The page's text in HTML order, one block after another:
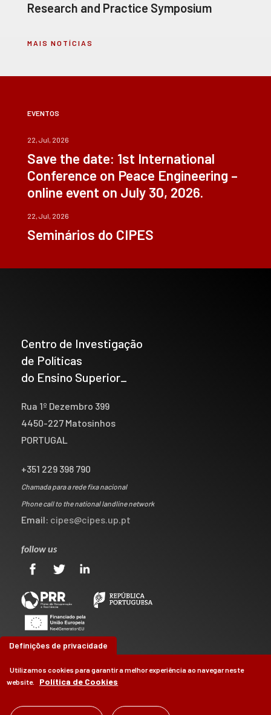
Research and Practice Symposium
MAIS NOTÍCIAS
EVENTOS
22, Jul, 2026
Save the date: 1st International
Conference on Peace Engineering –
online event on July 30, 2026.
22, Jul, 2026
Seminários do CIPES
Centro de Investigação
de Políticas
do Ensino Superior_
Rua 1º Dezembro 399
4450-227 Matosinhos
PORTUGAL
+351 229 398 790
Chamada para a rede fixa nacional
Phone call to the national landline network
Email: cipes@cipes.up.pt
follow us
Definições de privacidade
Utilizamos cookies para garantir a melhor experiência ao navegar neste
website.
Política de Cookies